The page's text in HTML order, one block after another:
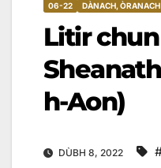
06-22 DÀNACH,
Litir
h-Aon)
DÙBH 8, 2022